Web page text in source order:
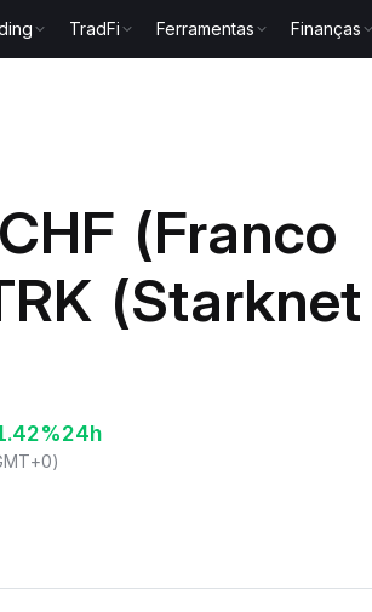
TradFi Ferramentas Finanças
(Franco
(Starknet
24h
)